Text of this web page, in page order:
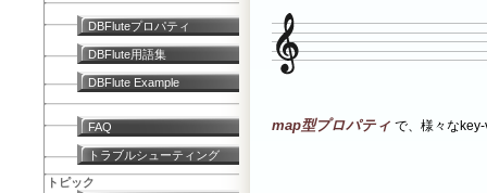
map型プロパティ で、様々な
DBFluteプロパティ
DBFlute用語集
DBFlute Example
FAQ
トラブルシューティング
トピック